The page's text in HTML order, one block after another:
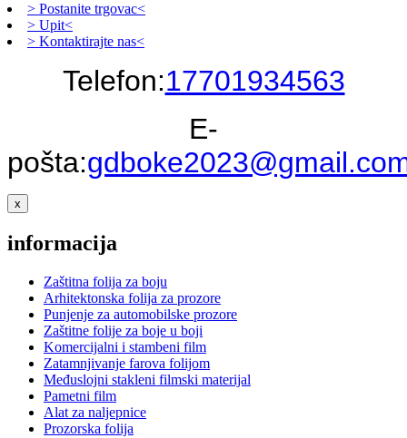
> Postanite trgovac<
> Upit<
> Kontaktirajte nas<
Telefon:17701934563
E-
pošta:
x
informacija
Zaštitna folija za boju
Arhitektonska folija za prozore
Punjenje za automobilske prozore
Zaštitne folije za boje u boji
Komercijalni i stambeni film
Zatamnjivanje farova folijom
Međuslojni stakleni filmski materijal
Pametni film
Alat za naljepnice
Prozorska folija